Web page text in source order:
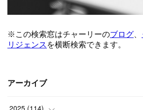
アーカイブ
2025 (114)